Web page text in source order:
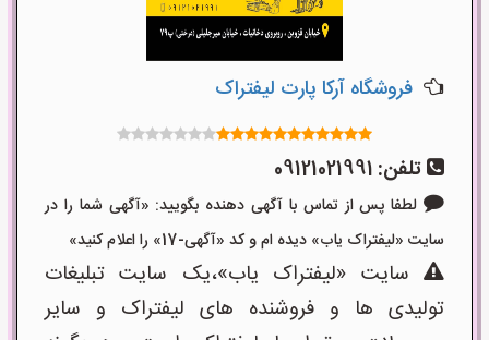
فروشگاه آرکا پارت لیفتراک
تلفن: 09121021991
لطفا پس از تماس با آگهی دهنده بگویید: «آگهی شما را در
سایت «لیفتراک یاب» دیده ام و کد «آگهی-17» را اعلام کنید»
سایت «لیفتراک یاب»،یک سایت تبلیغات
تولیدی ها و فروشنده های لیفتراک و سایر